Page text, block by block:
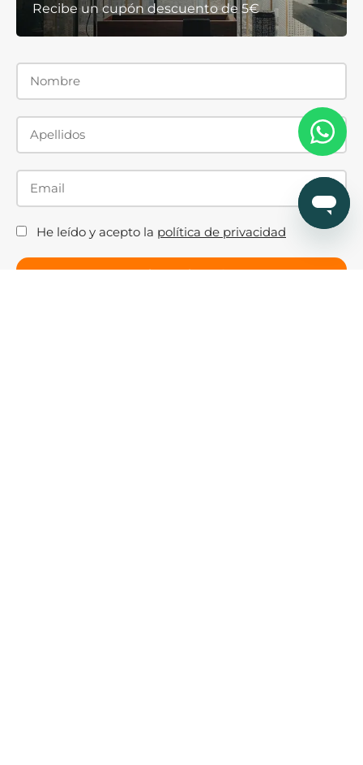
Recibe un cupón descuento de 5€
He leído y acepto la política de privacidad